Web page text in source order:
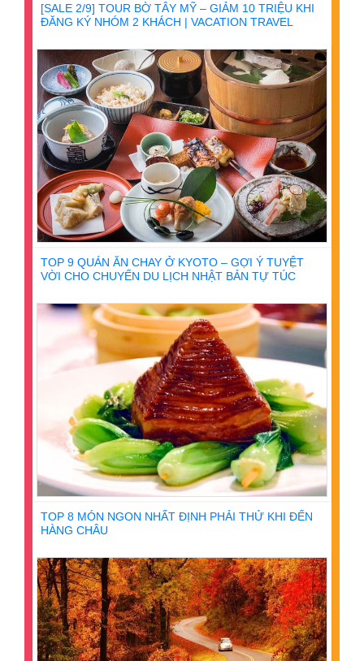
[SALE 2/9] TOUR BỜ TÂY MỸ – GIẢM 10 TRIỆU KHI
ĐĂNG KÝ NHÓM 2 KHÁCH | VACATION TRAVEL
TOP 9 QUÁN ĂN CHAY Ở KYOTO – GỢI Ý TUYỆT
VỜI CHO CHUYẾN DU LỊCH NHẬT BẢN TỰ TÚC
TOP 8 MÓN NGON NHẤT ĐỊNH PHẢI THỬ KHI ĐẾN
HÀNG CHÂU